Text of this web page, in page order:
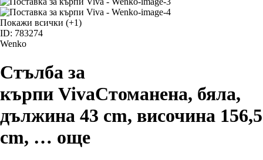
Покажи всички (+1)
ID: 783274
Wenko
Стълба за
кърпи VivaСтоманена, бяла,
дължина 43 cm, височина 156,5
cm, … още